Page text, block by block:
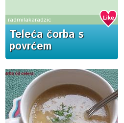
radmilakaradzic
Teleća čorba s
povrćem